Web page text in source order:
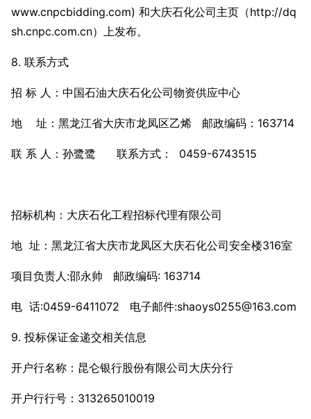
www.cnpcbidding.com) 和大庆石化公司主页（http://dq
sh.cnpc.com.cn）上发布。
8. 联系方式
招 标 人：中国石油大庆石化公司物资供应中心
地 址：黑龙江省大庆市龙凤区乙烯 邮政编码：163714
联 系 人：孙鹭鹭 联系方式： 0459-6743515
招标机构：大庆石化工程招标代理有限公司
地 址：黑龙江省大庆市龙凤区大庆石化公司安全楼316室
项目负责人:邵永帅 邮政编码: 163714
电 话:0459-6411072 电子邮件:shaoys0255@163.com
9. 投标保证金递交相关信息
开户行名称：昆仑银行股份有限公司大庆分行
开户行行号：313265010019